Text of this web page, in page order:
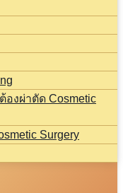
งผ่าตัด Cosmetic
Surgery